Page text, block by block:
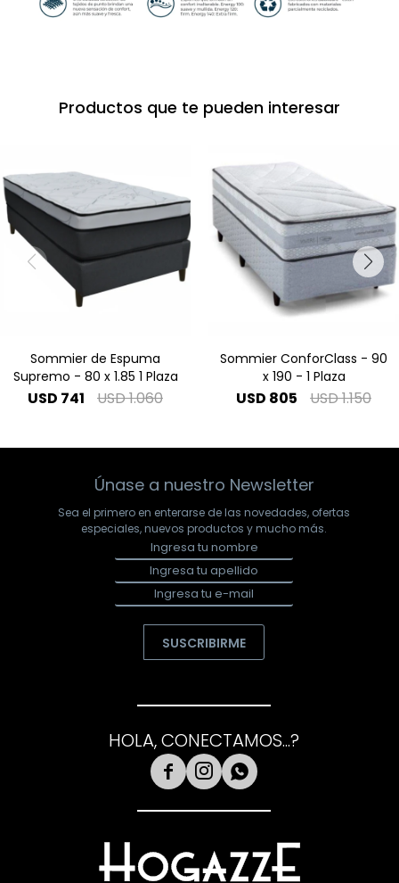
Productos que te pueden interesar
Sommier de Espuma
Supremo - 80 x 1.85 1 Plaza
USD 741 USD1.060
Sommier ConforClass - 90
x 190 - 1 Plaza
USD 805 USD1.150
Únase a nuestro Newsletter
Sea el primero en enterarse de las novedades, ofertas
especiales, nuevos productos y mucho más.
SUSCRIBIRME
HOLA, CONECTAMOS...?
  